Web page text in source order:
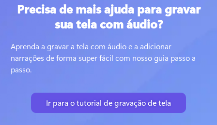
Precisa de mais ajuda para gravar
sua tela com áudio?
Aprenda a gravar a tela com áudio e a adicionar
narrações de forma super fácil com nosso guia passo a
passo.
Ir para o tutorial de gravação de tela